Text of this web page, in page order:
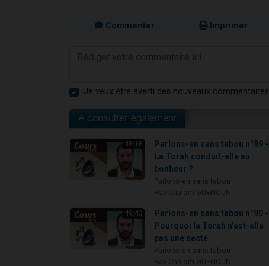
Commenter Imprimer
Je veux être averti des nouveaux commentaires
A consulter également
48:18
Parlons-en sans tabou n°89 -
La Torah conduit-elle au
bonheur ?
49:43
Parlons-en sans tabou n°90 -
Pourquoi la Torah n'est-elle
pas une secte